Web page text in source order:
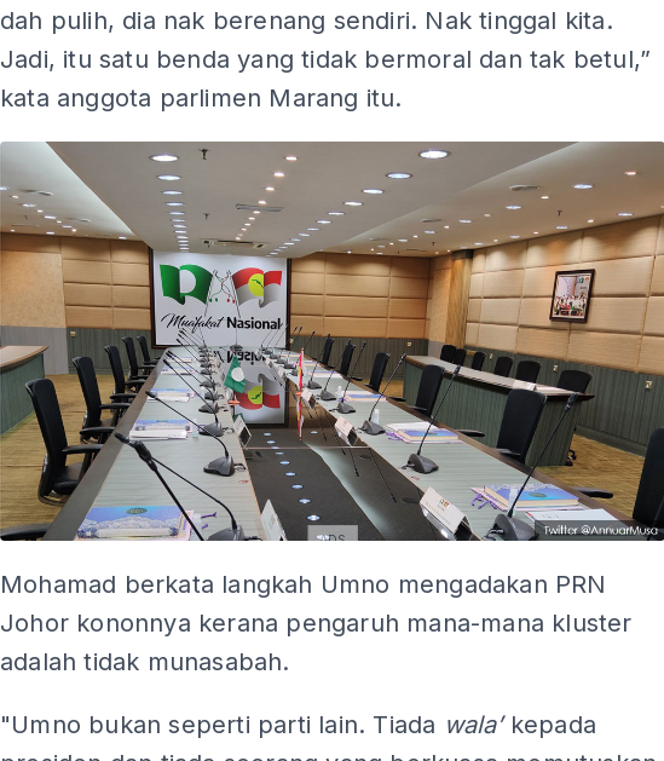
dah pulih, dia nak berenang sendiri. Nak tinggal kita.
Jadi, itu satu benda yang tidak bermoral dan tak betul,”
kata anggota parlimen Marang itu.
ADS
Mohamad berkata langkah Umno mengadakan PRN
Johor kononnya kerana pengaruh mana-mana kluster
adalah tidak munasabah.
"Umno bukan seperti parti lain. Tiada wala’kepada